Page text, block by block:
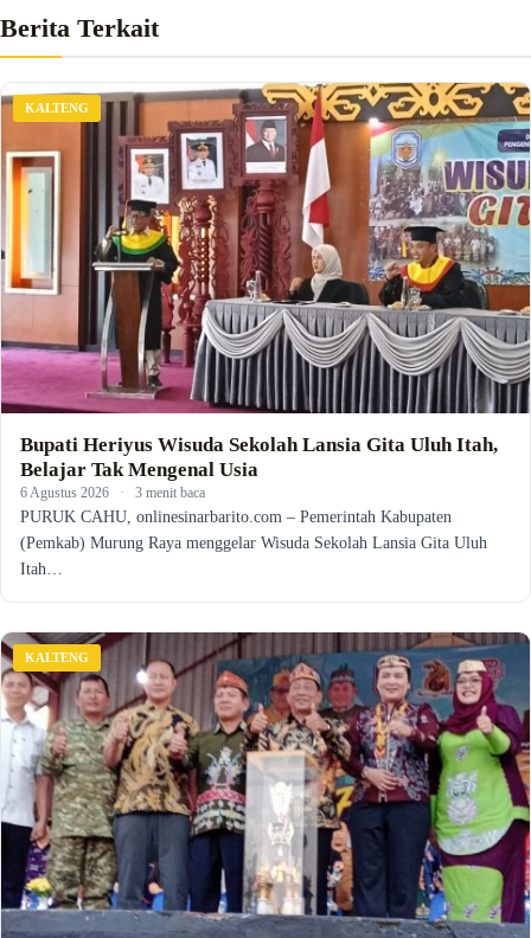
Berita Terkait
KALTENG
Bupati Heriyus Wisuda Sekolah Lansia Gita Uluh Itah,
Belajar Tak Mengenal Usia
6 Agustus 2026 · 3 menit baca
PURUK CAHU, onlinesinarbarito.com – Pemerintah Kabupaten
(Pemkab) Murung Raya menggelar Wisuda Sekolah Lansia Gita Uluh
Itah…
KALTENG